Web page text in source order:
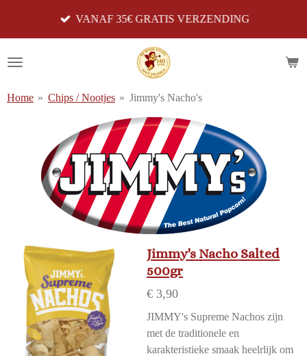
de
VANAF 35€ GRATIS VERZENDING
Home » Chips / Nootjes » Jimmy's Nacho's
Jimmy's Nacho Salted
500gr
€ 3,90
JIMMY's Supreme Nachos zijn
met de traditionele en
karakteristieke smaak heelrlijk om